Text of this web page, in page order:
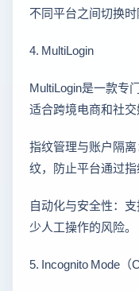
不同平台之间切换时
4. MultiLogin
MultiLogin是一款专
适合跨境电商和社交
指纹管理与账户隔
纹，防止平台通过指
自动化与安全性：
少人工操作的风险。
5. Incognito Mode（